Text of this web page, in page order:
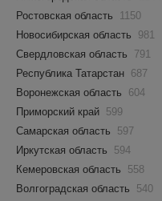
Ростовская область
1150
Новосибирская область
981
Свердловская область
791
Республика Татарстан 687
Воронежская область
604
Приморский край 599
Самарская область
597
Иркутская область
594
Кемеровская область
558
Волгоградская область
540